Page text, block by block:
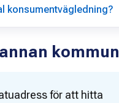
konsumentvägledning?
kommun
för att hitta